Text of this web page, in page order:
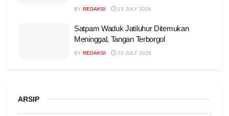
BY REDAKSI 13 JULY 2026
Satpam Waduk Jatiluhur Ditemukan
Meninggal, Tangan Terborgol
BY REDAKSI 24 JULY 2026
ARSIP